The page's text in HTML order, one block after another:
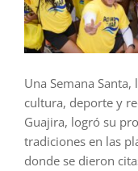
Una Semana
cultura, deporte y
Guajira, logró su
tradiciones en las
donde se dieron